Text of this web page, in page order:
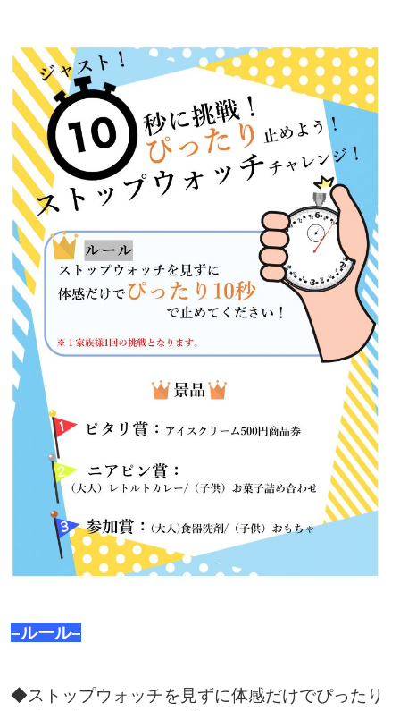
–ルール–
◆ストップウォッチを見ずに体感だけでぴったり